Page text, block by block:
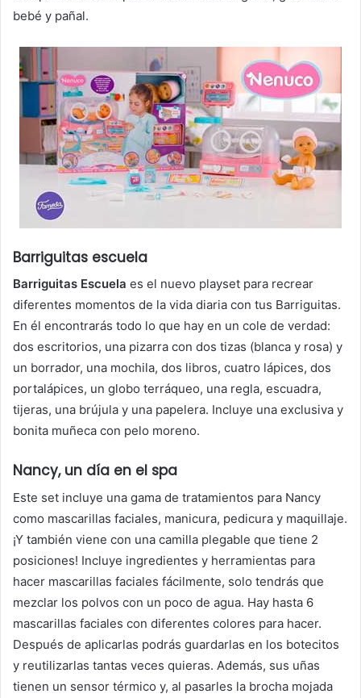
bebé y pañal.
Barriguitas escuela
Barriguitas Escuela es el nuevo playset para recrear
diferentes momentos de la vida diaria con tus Barriguitas.
En él encontrarás todo lo que hay en un cole de verdad:
dos escritorios, una pizarra con dos tizas (blanca y rosa) y
un borrador, una mochila, dos libros, cuatro lápices, dos
portalápices, un globo terráqueo, una regla, escuadra,
tijeras, una brújula y una papelera. Incluye una exclusiva y
bonita muñeca con pelo moreno.
Nancy, un día en el spa
Este set incluye una gama de tratamientos para Nancy
como mascarillas faciales, manicura, pedicura y maquillaje.
¡Y también viene con una camilla plegable que tiene 2
posiciones! Incluye ingredientes y herramientas para
hacer mascarillas faciales fácilmente, solo tendrás que
mezclar los polvos con un poco de agua. Hay hasta 6
mascarillas faciales con diferentes colores para hacer.
Después de aplicarlas podrás guardarlas en los botecitos
y reutilizarlas tantas veces quieras. Además, sus uñas
tienen un sensor térmico y, al pasarles la brocha mojada